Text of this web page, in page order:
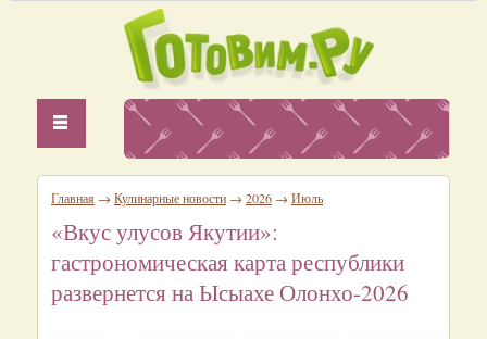
Главная → Кулинарные новости → 2026 → Июль
«Вкус улусов Якутии»:
гастрономическая карта республики
развернется на Ысыахе Олонхо-2026